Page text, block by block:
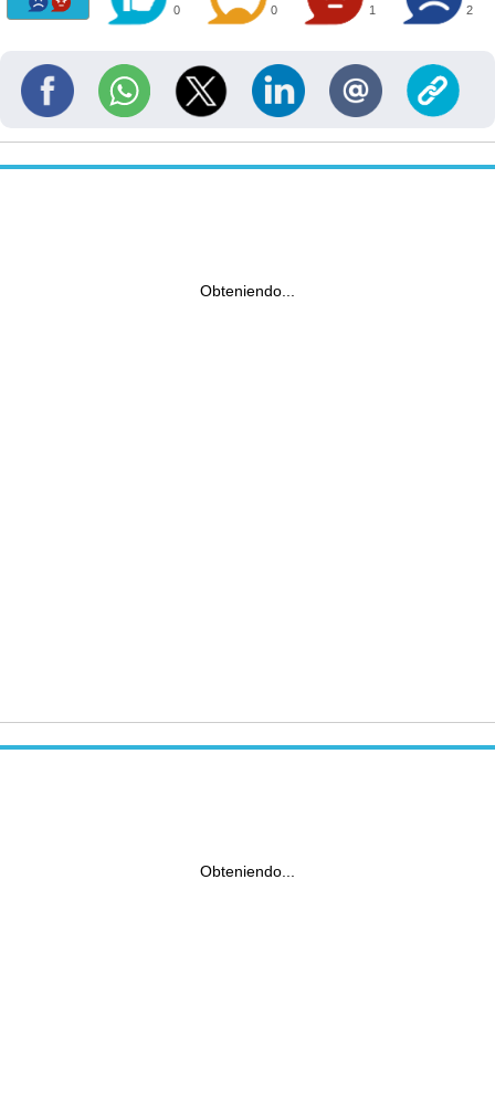
0 0 1 2
Obteniendo...
Obteniendo...